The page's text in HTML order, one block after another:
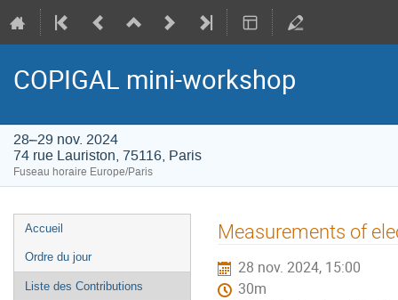
COPIGAL mini-workshop
28–29 nov. 2024
74 rue Lauriston, 75116, Paris
Fuseau horaire Europe/Paris
Menu
de
l'événement
Accueil
Ordre du jour
Liste des Contributions
Measurements of
28 nov. 2024, 15:00
30m